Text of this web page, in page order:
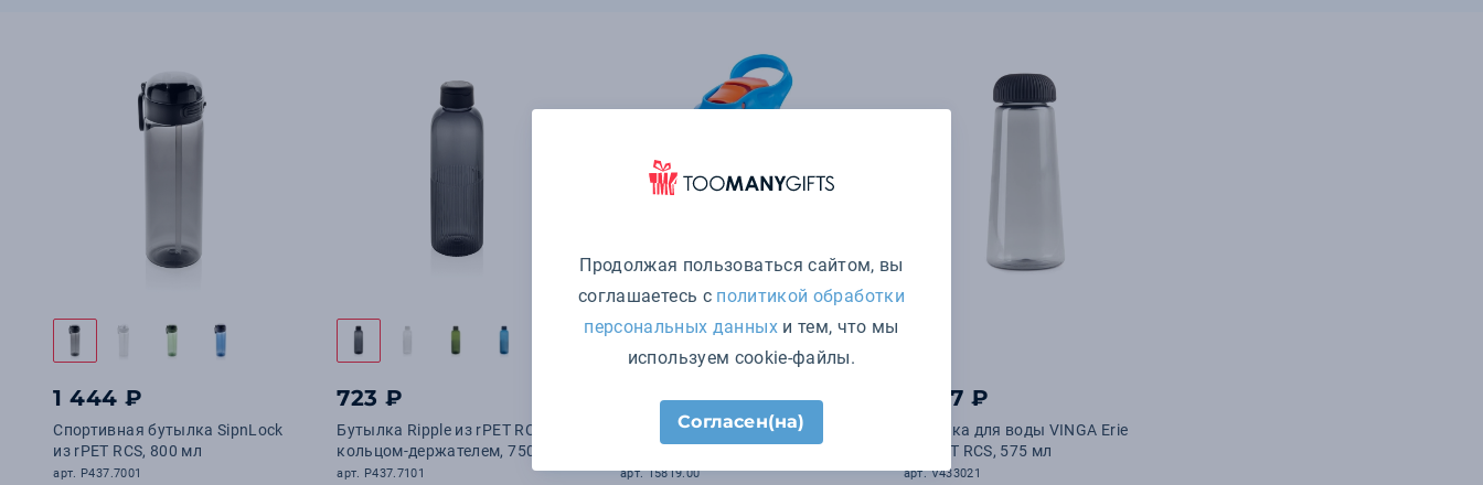
1 444 ₽
Спортивная бутылка SipnLock
из rPET RCS, 800 мл
арт. P437.7001
723 ₽
Бутылка Ripple из rPET RCS с
кольцом-держателем, 750 мл
арт. P437.7101
890 ₽
Детская бутылка Frisk,
арт. 15819.00
1 447 ₽
Бутылка для воды VINGA Erie
из rPET RCS, 575 мл
арт. V433021
Продолжая пользоваться сайтом, вы
соглашаетесь с политикой обработки
персональных данныхи тем, что мы
используем cookie-файлы.
Согласен(на)